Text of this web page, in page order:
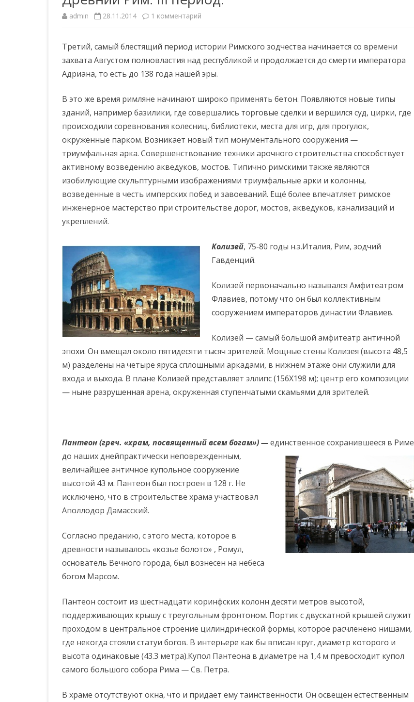
ЕВРОПЕЙСКИЕ СТИЛИ
admin 28.11.2014 1 комментарий
а
п
с
и
р
е
в
е
о
д
.
Третий, самый блестящий период истории Римского зодчества начинается со времени
захвата Августом полновластия над республикой и продолжается до смерти императора
Адриана, то есть до 138 года нашей эры.
В это же время римляне начинают широко применять бетон. Появляются новые типы
зданий, например базилики, где совершались торговые сделки и вершился суд, цирки, где
происходили соревнования колесниц, библиотеки, места для игр, для прогулок,
окруженные парком. Возникает новый тип монументального сооружения —
триумфальная арка. Совершенствование техники арочного строительства способствует
активному возведению акведуков, мостов. Типично римскими также являются
изобилующие скульптурными изображениями триумфальные арки и колонны,
возведенные в честь имперских побед и завоеваний. Ещё более впечатляет римское
инженерное мастерство при строительстве дорог, мостов, акведуков, канализаций и
укреплений.
Колизей, 75-80 годы н.э.Италия, Рим, зодчий
Гавденций.
Колизей первоначально назывался Амфитеатром
Флавиев, потому что он был коллективным
сооружением императоров династии Флавиев.
Колизей — самый большой амфитеатр античной
эпохи. Он вмещал около пятидесяти тысяч зрителей. Мощные стены Колизея (высота 48,5
м) разделены на четыре яруса сплошными аркадами, в нижнем этаже они служили для
входа и выхода. В плане Колизей представляет эллипс (156Х198 м); центр его композиции
— ныне разрушенная арена, окруженная ступенчатыми скамьями для зрителей.
Пантеон (греч. «храм, посвященный всем богам») —единственное сохранившееся в Риме
до наших днейпрактически неповрежденным,
величайшее античное купольное сооружение
высотой 43 м. Пантеон был построен в 128 г. Не
исключено, что в строительстве храма участвовал
Аполлодор Дамасский.
Согласно преданию, с этого места, которое в
древности называлось «козье болото» , Ромул,
основатель Вечного города, был вознесен на небеса
богом Марсом.
Пантеон состоит из шестнадцати коринфских колонн десяти метров высотой,
поддерживающих крышу с треугольным фронтоном. Портик с двускатной крышей служит
проходом в центральное строение цилиндрической формы, которое расчленено нишами,
где некогда стояли статуи богов. В интерьере как бы вписан круг, диаметр которого и
высота одинаковые (43.3 метра).Купол Пантеона в диаметре на 1,4 м превосходит купол
самого большого собора Рима — Св. Петра.
В храме отсутствуют окна, что и придает ему таинственности. Он освещен естественным